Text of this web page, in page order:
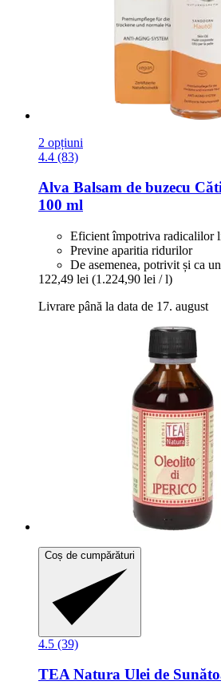
2 opțiuni
4.4 (83)
Alva Balsam de buzecu
100 ml
Eficient împotriva radicalilor
Previne aparitia ridurilor
De asemenea, potrivit și ca
122,49 lei (1.224,90 lei / l)
Livrare până la data de 17. august
Coș de cumpărături
4.5 (39)
TEA Natura Ulei de